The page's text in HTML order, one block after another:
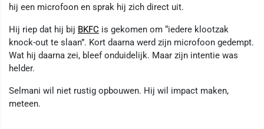
hij een microfoon en sprak hij zich direct uit.
Hij riep dat hij bij BKFC is gekomen om “iedere klootzak
knock-out te slaan”. Kort daarna werd zijn microfoon gedempt.
Wat hij daarna zei, bleef onduidelijk. Maar zijn intentie was
helder.
Selmani wil niet rustig opbouwen. Hij wil impact maken,
meteen.